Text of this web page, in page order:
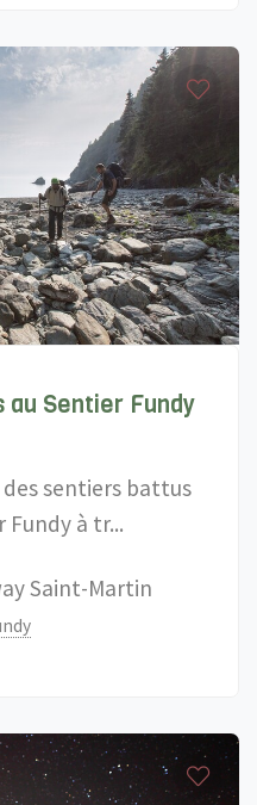
au Sentier Fundy
sentiers battus
à tr...
Saint-Martin